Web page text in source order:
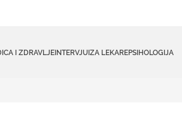
I ZDRAVLJEINTERVJUIZA LEKAREPSIHOLOGIJA